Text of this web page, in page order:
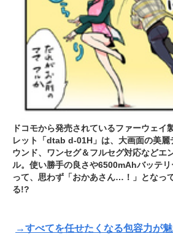
ドコモから発売されているファーウェ
レット「dtab d-01H」は、大画面の美麗
ウンド、ワンセグ＆フルセグ対応などエ
ル。使い勝手の良さや6500mAhバッテ
って、思わず「おかあさん…！」となっ
る!?
→すべてを任せたくなる包容力が